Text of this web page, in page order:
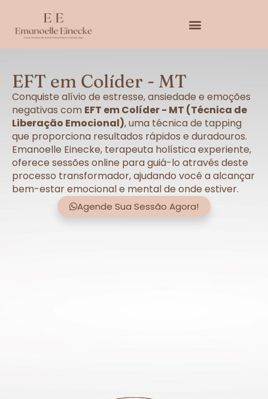
EFT em Colíder - MT
Conquiste alívio de estresse, ansiedade e emoções
negativas com EFT em Colíder - MT (Técnica de
Liberação Emocional), uma técnica de tapping
que proporciona resultados rápidos e duradouros.
Emanoelle Einecke, terapeuta holística experiente,
oferece sessões online para guiá-lo através deste
processo transformador, ajudando você a alcançar
bem-estar emocional e mental de onde estiver.
Agende Sua Sessão Agora!